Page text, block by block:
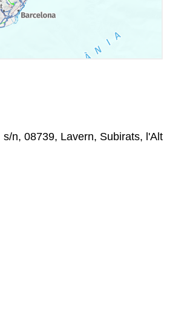
n, 08739, Lavern, Subirats, l'Alt